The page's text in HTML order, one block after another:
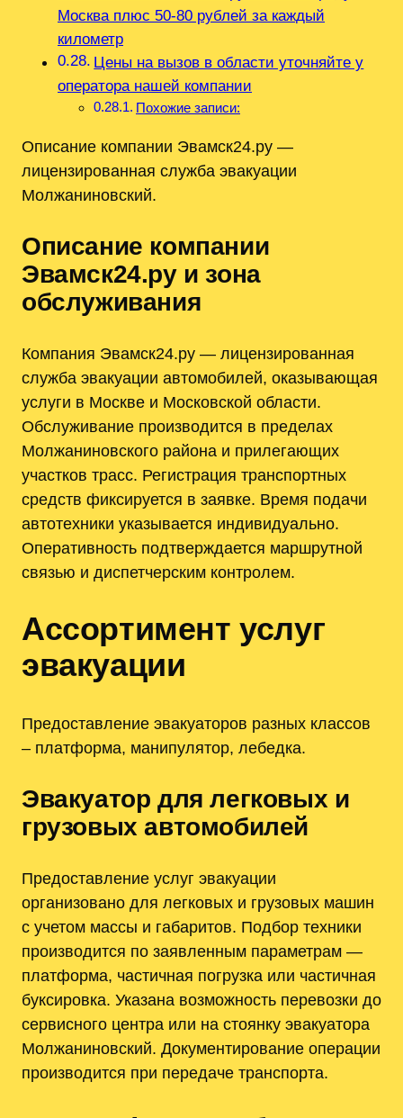
Москва плюс 50-80 рублей за каждый
километр
Цены на вызов в области уточняйте у
оператора нашей компании
Похожие записи:
Описание компании Эвамск24.ру —
лицензированная служба эвакуации
Молжаниновский.
Описание компании
Эвамск24.ру и зона
обслуживания
Компания Эвамск24.ру — лицензированная
служба эвакуации автомобилей, оказывающая
услуги в Москве и Московской области.
Обслуживание производится в пределах
Молжаниновского района и прилегающих
участков трасс. Регистрация транспортных
средств фиксируется в заявке. Время подачи
автотехники указывается индивидуально.
Оперативность подтверждается маршрутной
связью и диспетчерским контролем.
Ассортимент услуг
эвакуации
Предоставление эвакуаторов разных классов
– платформа, манипулятор, лебедка.
Эвакуатор для легковых и
грузовых автомобилей
Предоставление услуг эвакуации
организовано для легковых и грузовых машин
с учетом массы и габаритов. Подбор техники
производится по заявленным параметрам —
платформа, частичная погрузка или частичная
буксировка. Указана возможность перевозки до
сервисного центра или на стоянку эвакуатора
Молжаниновский. Документирование операции
производится при передаче транспорта.